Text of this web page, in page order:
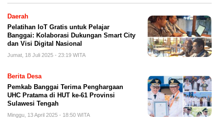
Daerah
Pelatihan IoT Gratis untuk Pelajar
Banggai: Kolaborasi Dukungan Smart City
dan Visi Digital Nasional
Jumat, 18 Juli 2025 - 23:19 WITA
Berita Desa
Pemkab Banggai Terima Penghargaan
UHC Pratama di HUT ke-61 Provinsi
Sulawesi Tengah
Minggu, 13 April 2025 - 18:50 WITA